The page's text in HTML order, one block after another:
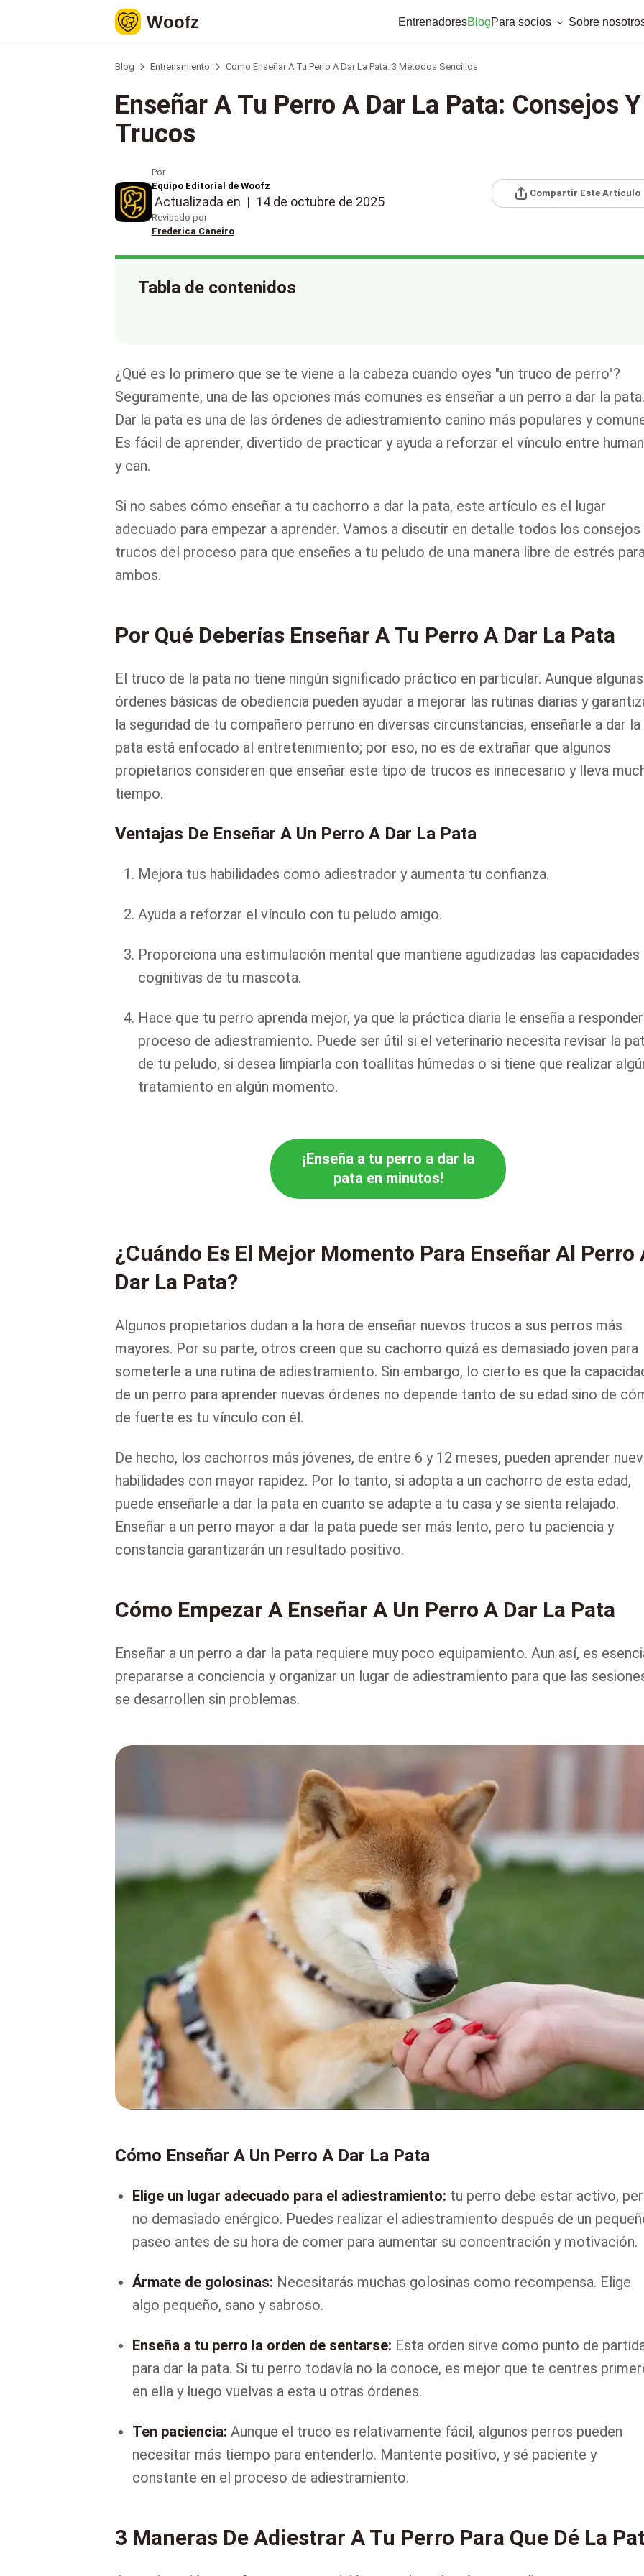
Woofz EntrenadoresBlogPara socios Sobre
Blog Entrenamiento Como Enseñar A Tu Perro A Dar La Pata: 3 Métodos Sencillos
Enseñar A Tu Perro A Dar La Pata: Consejos Y
Trucos
Por
Equipo Editorial de Woofz
Actualizada en | 14 de octubre de 2025
Revisado por
Frederica Caneiro
Compartir Este Artículo
Tabla de contenidos
¿Qué es lo primero que se te viene a la cabeza cuando oyes "un truco de perro"?
Seguramente, una de las opciones más comunes es enseñar a un perro a dar la pata.
Dar la pata es una de las órdenes de adiestramiento canino más populares y
Es fácil de aprender, divertido de practicar y ayuda a reforzar el vínculo entre
y can.
Si no sabes cómo enseñar a tu cachorro a dar la pata, este artículo es el lugar
adecuado para empezar a aprender. Vamos a discutir en detalle todos los consejos
trucos del proceso para que enseñes a tu peludo de una manera libre de estrés
ambos.
Por Qué Deberías Enseñar A Tu Perro A Dar La Pata
El truco de la pata no tiene ningún significado práctico en particular. Aunque algunas
órdenes básicas de obediencia pueden ayudar a mejorar las rutinas diarias y
la seguridad de tu compañero perruno en diversas circunstancias, enseñarle a dar la
pata está enfocado al entretenimiento; por eso, no es de extrañar que algunos
propietarios consideren que enseñar este tipo de trucos es innecesario y lleva
tiempo.
Ventajas De Enseñar A Un Perro A Dar La Pata
Mejora tus habilidades como adiestrador y aumenta tu confianza.
Ayuda a reforzar el vínculo con tu peludo amigo.
Proporciona una estimulación mental que mantiene agudizadas las capacidades
cognitivas de tu mascota.
Hace que tu perro aprenda mejor, ya que la práctica diaria le enseña a
proceso de adiestramiento. Puede ser útil si el veterinario necesita revisar la
de tu peludo, si desea limpiarla con toallitas húmedas o si tiene que realizar
tratamiento en algún momento.
¡Enseña a tu perro a dar la
pata en minutos!
¿Cuándo Es El Mejor Momento Para Enseñar Al Perro
Dar La Pata?
Algunos propietarios dudan a la hora de enseñar nuevos trucos a sus perros más
mayores. Por su parte, otros creen que su cachorro quizá es demasiado joven para
someterle a una rutina de adiestramiento. Sin embargo, lo cierto es que la
de un perro para aprender nuevas órdenes no depende tanto de su edad sino de
de fuerte es tu vínculo con él.
De hecho, los cachorros más jóvenes, de entre 6 y 12 meses, pueden aprender
habilidades con mayor rapidez. Por lo tanto, si adopta a un cachorro de esta edad,
puede enseñarle a dar la pata en cuanto se adapte a tu casa y se sienta relajado.
Enseñar a un perro mayor a dar la pata puede ser más lento, pero tu paciencia y
constancia garantizarán un resultado positivo.
Cómo Empezar A Enseñar A Un Perro A Dar La Pata
Enseñar a un perro a dar la pata requiere muy poco equipamiento. Aun así, es
prepararse a conciencia y organizar un lugar de adiestramiento para que las
se desarrollen sin problemas.
Cómo Enseñar A Un Perro A Dar La Pata
Elige un lugar adecuado para el adiestramiento: tu perro debe estar activo,
no demasiado enérgico. Puedes realizar el adiestramiento después de un
paseo antes de su hora de comer para aumentar su concentración y motivación.
Ármate de golosinas: Necesitarás muchas golosinas como recompensa. Elige
algo pequeño, sano y sabroso.
Enseña a tu perro la orden de sentarse: Esta orden sirve como punto de
para dar la pata. Si tu perro todavía no la conoce, es mejor que te centres
en ella y luego vuelvas a esta u otras órdenes.
Ten paciencia: Aunque el truco es relativamente fácil, algunos perros pueden
necesitar más tiempo para entenderlo. Mantente positivo, y sé paciente y
constante en el proceso de adiestramiento.
3 Maneras De Adiestrar A Tu Perro Para Que Dé La